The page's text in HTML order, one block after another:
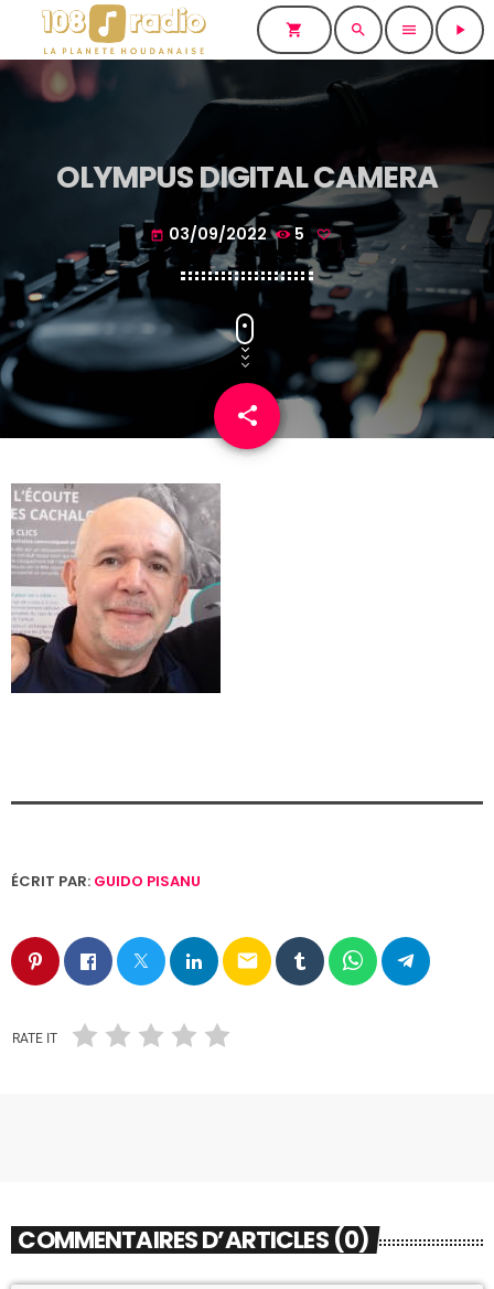
shopping_cart search menu play_arrow
OLYMPUS DIGITAL CAMERA
today 03/09/2022 5
share
email
ÉCRIT PAR: GUIDO PISANU
email
RATE IT
COMMENTAIRES D’ARTICLES (0)